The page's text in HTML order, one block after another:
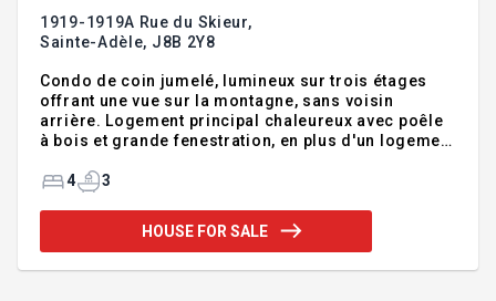
1919-1919A Rue du Skieur,
Sainte-Adèle, J8B 2Y8
Condo de coin jumelé, lumineux sur trois étages
offrant une vue sur la montagne, sans voisin
arrière. Logement principal chaleureux avec poêle
à bois et grande fenestration, en plus d'un logement
équilibre entre nature, confort et opportunité.
paisible, ce charmant condo style maison de ville
sur trois étages propose un cadre de vie recherché
4 3
HOUSE FOR SALE